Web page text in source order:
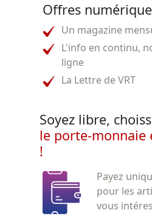
Offres
Un magazine
L'info en continu,
ligne
La Lettre de VRT
Soyez libre,
le porte-monnaie
!
Payez
pour les
vous